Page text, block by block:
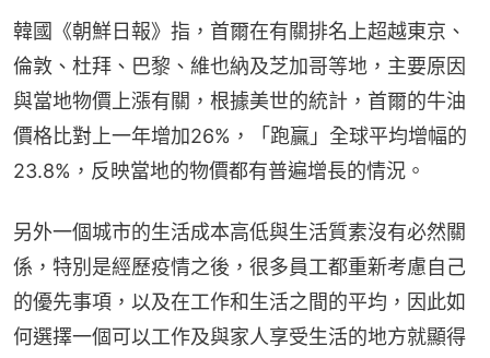
韓國《朝鮮日報》指，首爾在有關排名上超越東京、
倫敦、杜拜、巴黎、維也納及芝加哥等地，主要原因
與當地物價上漲有關，根據美世的統計，首爾的牛油
價格比對上一年增加26%，「跑贏」全球平均增幅的
23.8%，反映當地的物價都有普遍增長的情況。
另外一個城市的生活成本高低與生活質素沒有必然關
係，特別是經歷疫情之後，很多員工都重新考慮自己
的優先事項，以及在工作和生活之間的平均，因此如
何選擇一個可以工作及與家人享受生活的地方就顯得